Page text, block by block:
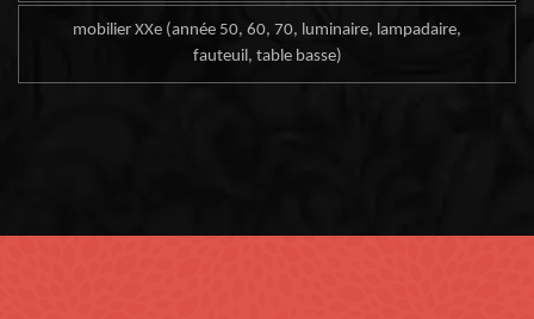
mobilier XXe (année 50, 60, 70, luminaire, lampadaire,
fauteuil, table basse)